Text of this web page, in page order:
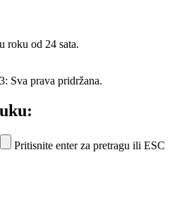
roku od 24 sata.
Sva prava pridržana.
Pritisnite enter za pretragu ili ESC